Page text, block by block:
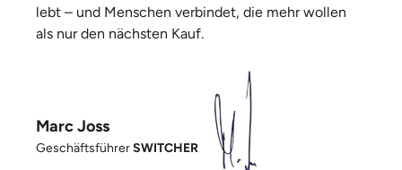
lebt – und Menschen verbindet, die mehr wollen
als nur den nächsten Kauf.
Marc Joss
GeschäftsführerSWITCHER